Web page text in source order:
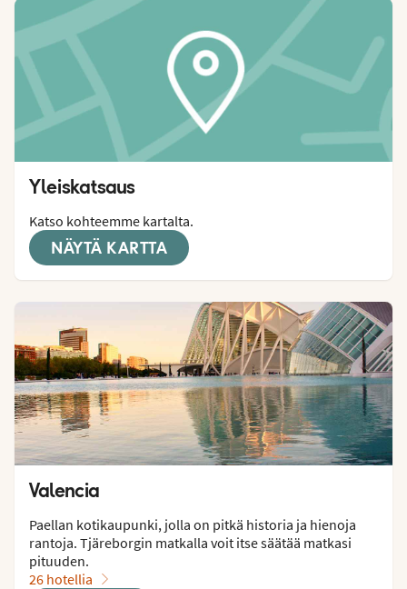
Yleiskatsaus
Katso kohteemme kartalta.
NÄYTÄ KARTTA
Valencia
Paellan kotikaupunki, jolla on pitkä historia ja hienoja
rantoja. Tjäreborgin matkalla voit itse säätää matkasi
pituuden.
26 hotellia